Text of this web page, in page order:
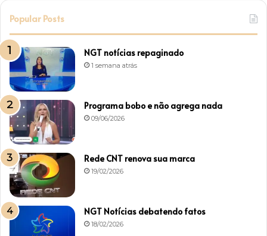
Popular Posts
NGT notícias repaginado
1 semana atrás
Programa bobo e não agrega nada
09/06/2026
Rede CNT renova sua marca
19/02/2026
NGT Notícias debatendo fatos
18/02/2026